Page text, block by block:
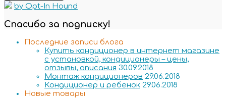
by Opt-In Hound
Спасибо за подписку!
Последние записи блога
Купить кондиционер в интернет магазине
с установкой, кондиционеры – цены,
отзывы, описания 30.09.2018
Монтаж кондиционеров 29.06.2018
Кондиционер и ребенок 29.06.2018
Новые товары